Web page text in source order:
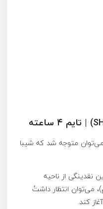
در تایم ۴ ساعته، می‌توان متوجه شد که شیبا
نقدینگی از ناحیه
مهم)، می‌توان انتظار داشتُ
کند.